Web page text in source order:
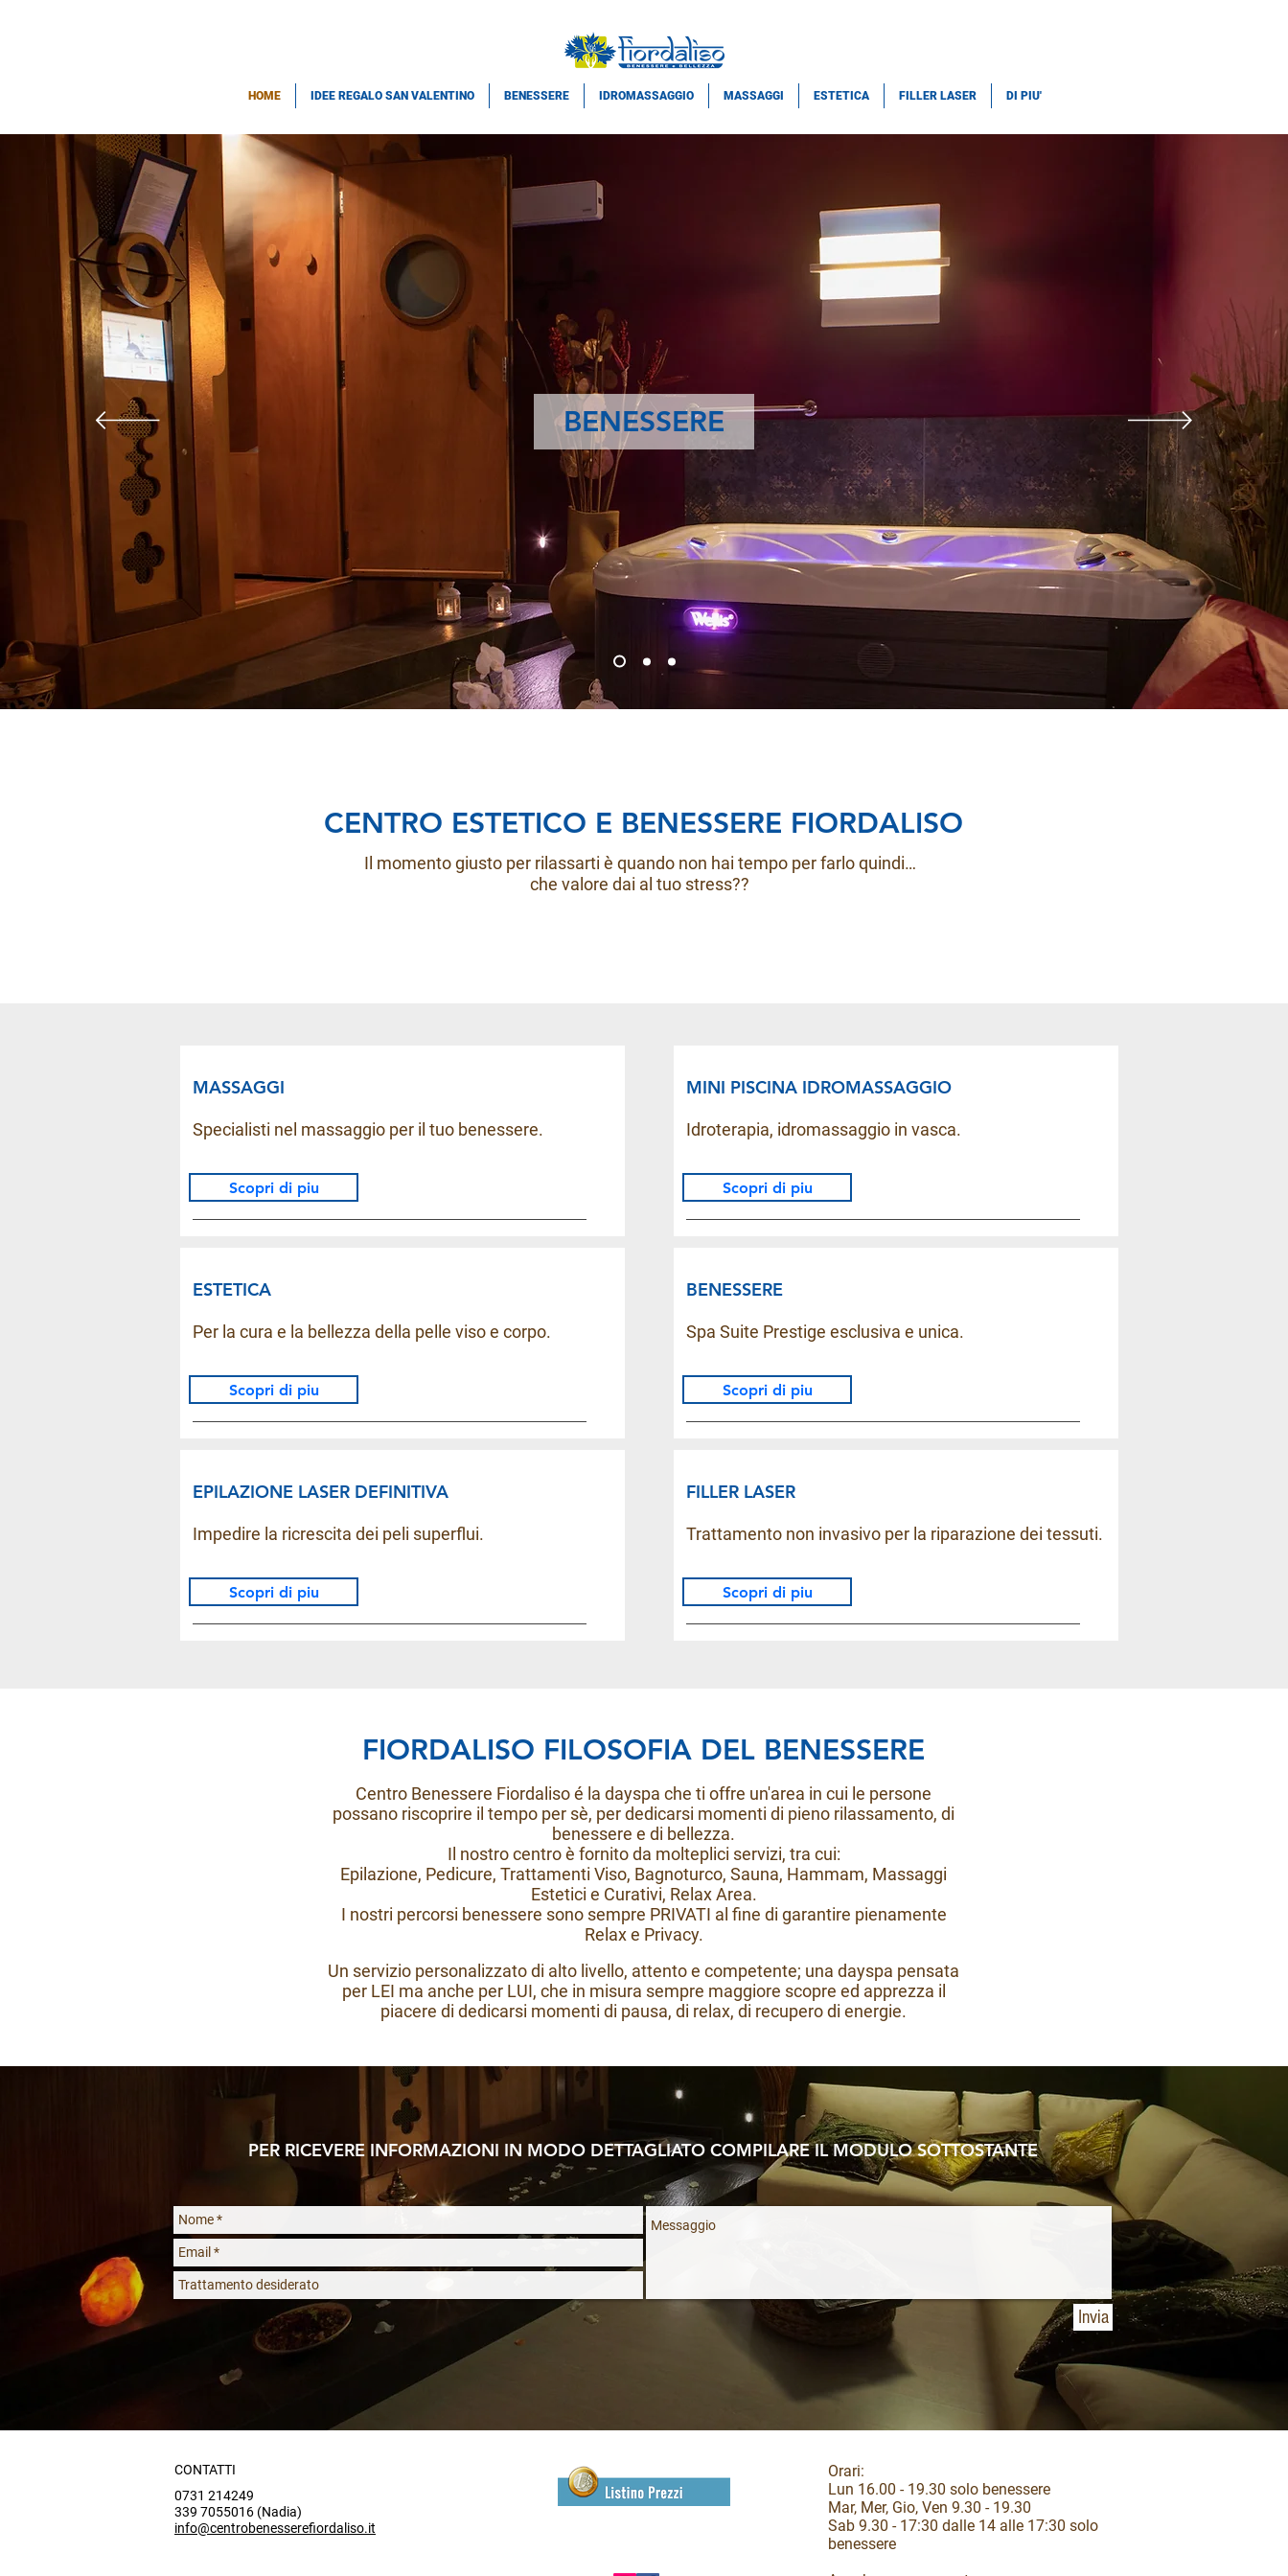
HOME IDEE REGALO SAN VALENTINO BENESSERE IDROMASSAGGIO MASSAGGI ESTETICA FILLER LASER DI PIU'
BENESSERE
CENTRO ESTETICO E BENESSERE FIORDALISO
Il momento giusto per rilassarti è quando non hai tempo per farlo quindi…
che valore dai al tuo stress??
MASSAGGI
Specialisti nel massaggio per il tuo benessere.
Scopri di piu
ESTETICA
Per la cura e la bellezza della pelle viso e corpo.
Scopri di piu
EPILAZIONE LASER DEFINITIVA
Impedire la ricrescita dei peli superflui.
Scopri di piu
MINI PISCINA IDROMASSAGGIO
Idroterapia, idromassaggio in vasca.
Scopri di piu
BENESSERE
Spa Suite Prestige esclusiva e unica.
Scopri di piu
FILLER LASER
Trattamento non invasivo per la riparazione dei tessuti.
Scopri di piu
FIORDALISO FILOSOFIA DEL BENESSERE
Centro Benessere Fiordaliso é la dayspa che ti offre un'area in cui le persone
possano riscoprire il tempo per sè, per dedicarsi momenti di pieno rilassamento, di
benessere e di bellezza.
Il nostro centro è fornito da molteplici servizi, tra cui:
Epilazione, Pedicure, Trattamenti Viso, Bagnoturco, Sauna, Hammam, Massaggi
Estetici e Curativi, Relax Area.
I nostri percorsi benessere sono sempre PRIVATI al fine di garantire pienamente
Relax e Privacy.
Un servizio personalizzato di alto livello, attento e competente; una dayspa pensata
per LEI ma anche per LUI, che in misura sempre maggiore scopre ed apprezza il
piacere di dedicarsi momenti di pausa, di relax, di recupero di energie.
PER RICEVERE INFORMAZIONI IN MODO DETTAGLIATO COMPILARE IL MODULO SOTTOSTANTE
Invia
CONTATTI
0731 214249
339 7055016 (Nadia)
info@centrobenesserefiordaliso.it
Orari:
Lun 16.00 - 19.30 solo benessere
Mar, Mer, Gio, Ven 9.30 - 19.30
Sab 9.30 - 17:30 dalle 14 alle 17:30 solo
benessere